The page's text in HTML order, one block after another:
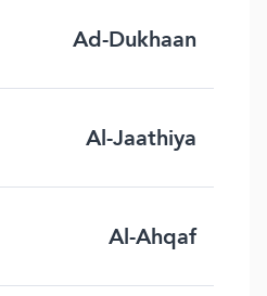
Ad-Dukhaan
Al-Jaathiya
Al-Ahqaf